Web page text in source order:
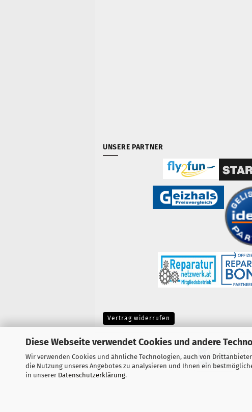
Diese Webseite verwendet Cookies und andere
Wir verwenden Cookies und ähnliche Technologien, auch von
die Nutzung unseres Angebotes zu analysieren und Ihnen ein
in unserer Datenschutzerklärung.
UNSERE PARTNER
Vertrag widerrufen